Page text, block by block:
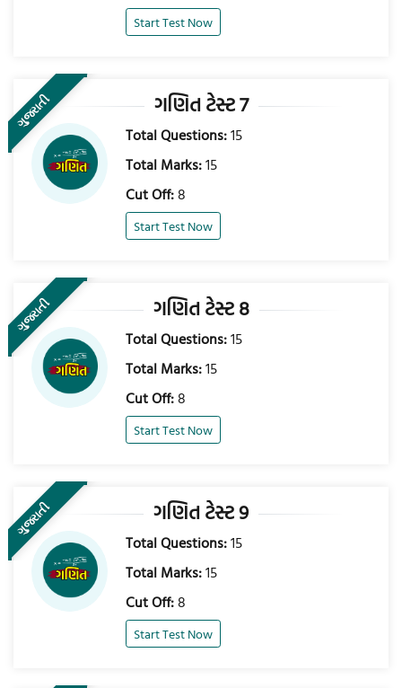
Start Test Now
ગુજરાતી ગણિત ટેસ્ટ 7
Total Questions:15
Total Marks:15
Cut Off:8
Start Test Now
ગુજરાતી ગણિત ટેસ્ટ 8
Total Questions:15
Total Marks:15
Cut Off:8
Start Test Now
ગુજરાતી ગણિત ટેસ્ટ 9
Total Questions:15
Total Marks:15
Cut Off:8
Start Test Now